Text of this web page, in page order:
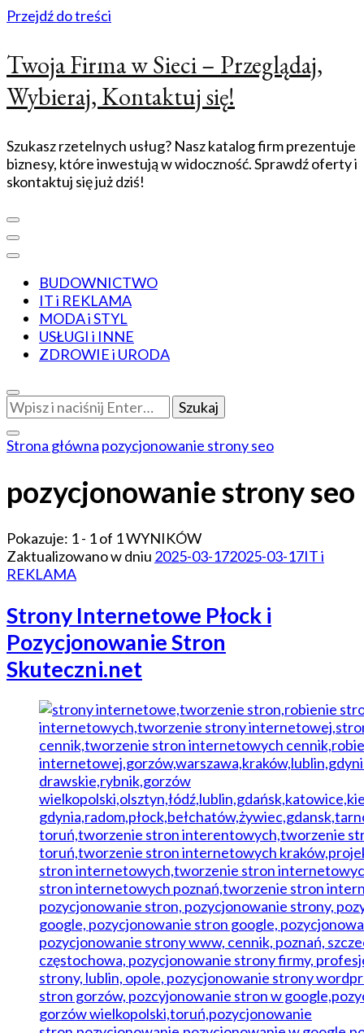
Przejdź do treści
Twoja Firma w Sieci – Przeglądaj,
Wybieraj, Kontaktuj się!
Szukasz rzetelnych usług? Nasz katalog firm prezentuje
biznesy, które inwestują w widoczność. Sprawdź oferty i
skontaktuj się już dziś!
BUDOWNICTWO
IT i REKLAMA
MODA i STYL
USŁUGI i INNE
ZDROWIE i URODA
Szukasz
czegoś?
Strona główna pozycjonowanie strony seo
pozycjonowanie strony seo
Pokazuje: 1 - 1 of 1 WYNIKÓW
Zaktualizowano w dniu 2025-03-172025-03-17IT i
REKLAMA
Strony Internetowe Płock i
Pozycjonowanie Stron
Skuteczni.net